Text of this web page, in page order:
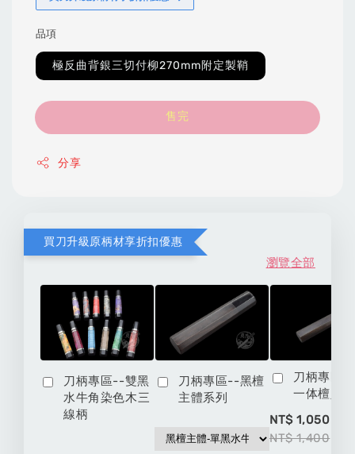
品項
極反曲背銀三切付柳270mm附定製鞘
售完
分享
買刀升級原柄材享折扣優惠
瀏覽全部
刀柄專區--雙黑
水牛角染色木三
線柄
刀柄專區--黑檀
主體系列
刀柄專區
一体檀八
NT$ 1,050
NT$ 1,400